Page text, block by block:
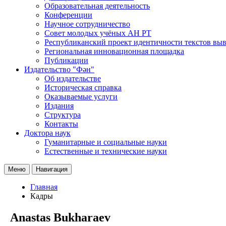
Образовательная деятельность
Конференции
Научное сотрудничество
Совет молодых учёных АН РТ
Республиканский проект идентичности текстов
Региональная инновационная площадка
Публикации
Издательство "Фән"
Об издательстве
Историческая справка
Оказываемые услуги
Издания
Структура
Контакты
Доктора наук
Гуманитарные и социальные науки
Естественные и технические науки
Меню Навигация
Главная
Кадры
Anastas Bukharaev